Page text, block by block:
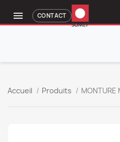
 CONTACT
Accueil Produits MONTURE